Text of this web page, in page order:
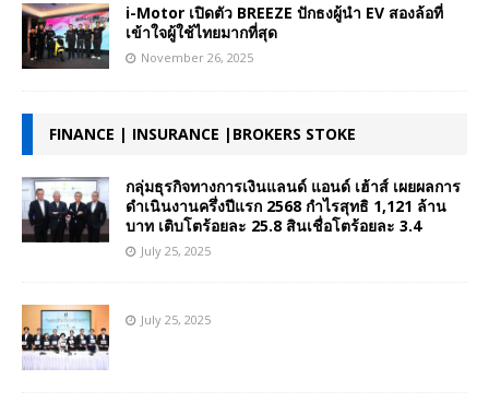
i-Motor เปิดตัว BREEZE ปักธงผู้นำ EV สองล้อที่
เข้าใจผู้ใช้ไทยมากที่สุด
November 26, 2025
FINANCE | INSURANCE |BROKERS STOKE
กลุ่มธุรกิจทางการเงินแลนด์ แอนด์ เฮ้าส์ เผยผลการ
ดำเนินงานครึ่งปีแรก 2568 กำไรสุทธิ 1,121 ล้าน
บาท เติบโตร้อยละ 25.8 สินเชื่อโตร้อยละ 3.4
July 25, 2025
July 25, 2025